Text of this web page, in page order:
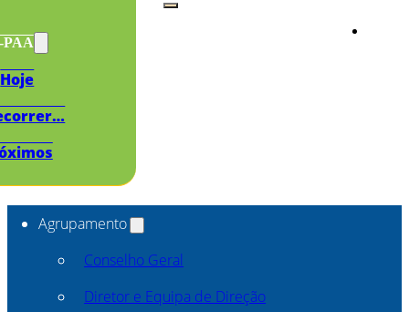
PAA
Hoje
Agrupamento
Conselho Geral
Diretor e Equipa de Direção